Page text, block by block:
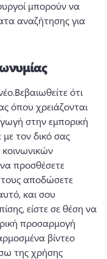
μπορούν να
αναζήτησης για
Βεβαιωθείτε ότι
όπου χρειάζονται
στην εμπορική
τον δικό σας
κοινωνικών
προσθέσετε
τους αποδώσετε
και σου
είστε σε θέση να
προσαρμογή
βίντεο
της χρήσης